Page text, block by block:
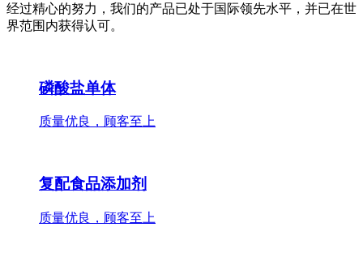
经过精心的努力，我们的产品已处于国际领先水平，并已在世
界范围内获得认可。
磷酸盐单体
质量优良，顾客至上
复配食品添加剂
质量优良，顾客至上